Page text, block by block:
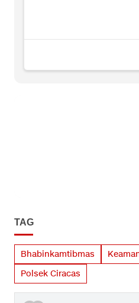
TAG
Bhabinkamtibmas
Polsek Ciracas